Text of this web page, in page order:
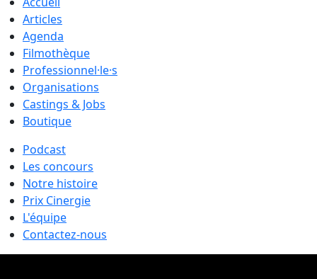
Articles
Agenda
Filmothèque
Professionnel·le·s
Organisations
Castings & Jobs
Boutique
Podcast
Les concours
Notre histoire
Prix Cinergie
L'équipe
Contactez-nous